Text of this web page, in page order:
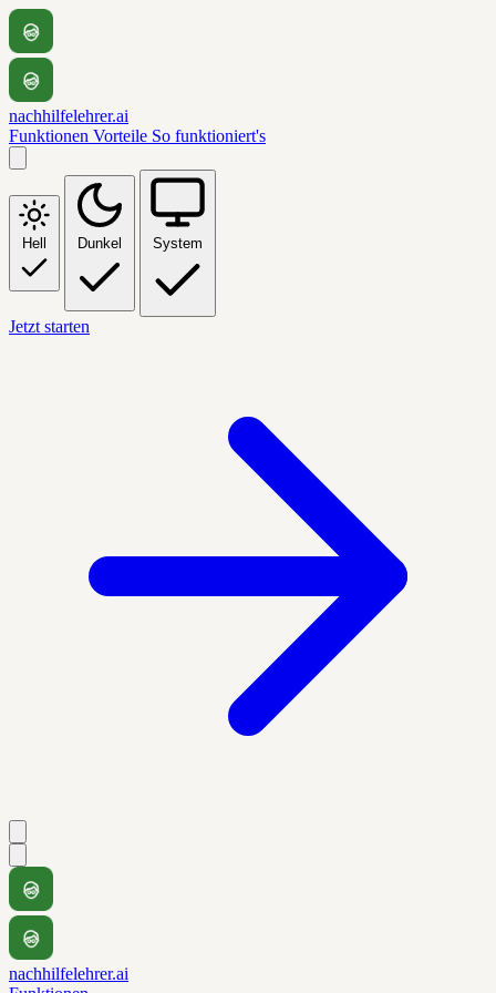
nachhilfelehrer.ai
Funktionen Vorteile So funktioniert's
Hell Dunkel System
Jetzt starten
nachhilfelehrer.ai